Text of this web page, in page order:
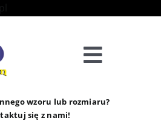
Toggle
wzoru lub rozmiaru?
się z nami!